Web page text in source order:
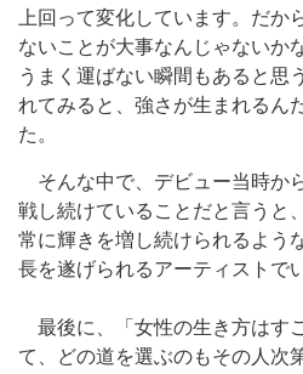
上回って変化しています。だか
ないことが大事なんじゃないか
うまく運ばない瞬間もあると思
れてみると、強さが生まれるん
た。
そんな中で、デビュー当時か
戦し続けていることだと言うと
常に輝きを増し続けられるよう
長を遂げられるアーティストで
最後に、「女性の生き方はす
て、どの道を選ぶのもその人次